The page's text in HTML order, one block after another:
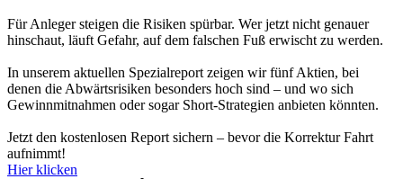
Für Anleger steigen die Risiken spürbar. Wer jetzt nicht genauer
hinschaut, läuft Gefahr, auf dem falschen Fuß erwischt zu werden.
In unserem aktuellen Spezialreport zeigen wir fünf Aktien, bei
denen die Abwärtsrisiken besonders hoch sind – und wo sich
Gewinnmitnahmen oder sogar Short-Strategien anbieten könnten.
Jetzt den kostenlosen Report sichern – bevor die Korrektur Fahrt
aufnimmt!
Hier klicken